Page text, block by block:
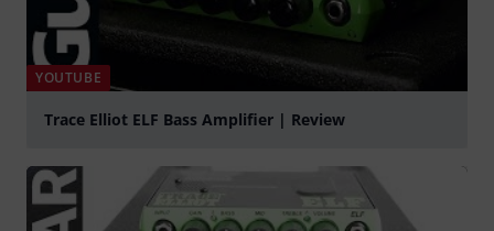
YOUTUBE
Trace Elliot ELF Bass Amplifier | Review